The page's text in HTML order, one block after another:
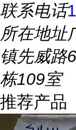
联系电话
所在地址
镇先威路
栋109室
推荐产品